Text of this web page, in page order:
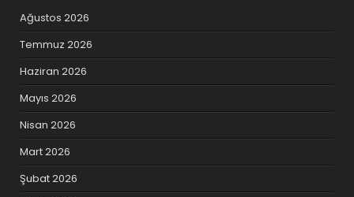
Ağustos 2026
Temmuz 2026
Haziran 2026
Mayıs 2026
Nisan 2026
Mart 2026
Şubat 2026